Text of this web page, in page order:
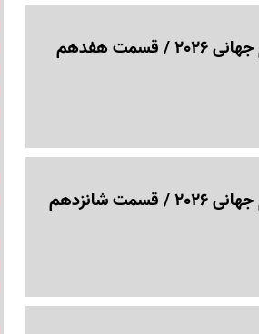
هفدهم
شانزدهم